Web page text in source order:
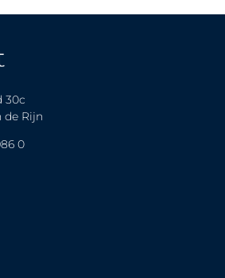
30c
de Rijn
0